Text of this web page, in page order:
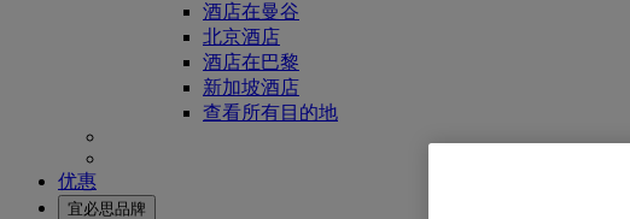
酒店在曼谷
北京酒店
酒店在巴黎
新加坡酒店
查看所有目的地
优惠
宜必思品牌